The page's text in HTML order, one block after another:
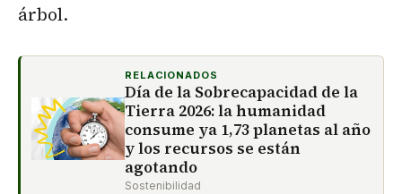
árbol.
RELACIONADOS
Día de la Sobrecapacidad de la
Tierra 2026: la humanidad
consume ya 1,73 planetas al año
y los recursos se están
agotando
Sostenibilidad